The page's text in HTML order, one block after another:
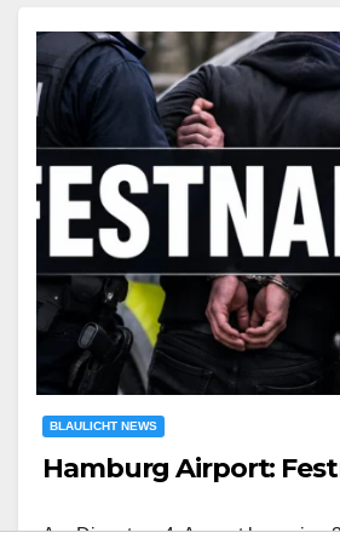
BLAULICHT NEWS
Hamburg Airport:
Am Dienstag, 4. August kam eine